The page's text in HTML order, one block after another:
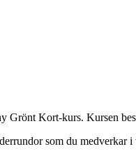
Grönt Kort-kurs. Kursen
som du